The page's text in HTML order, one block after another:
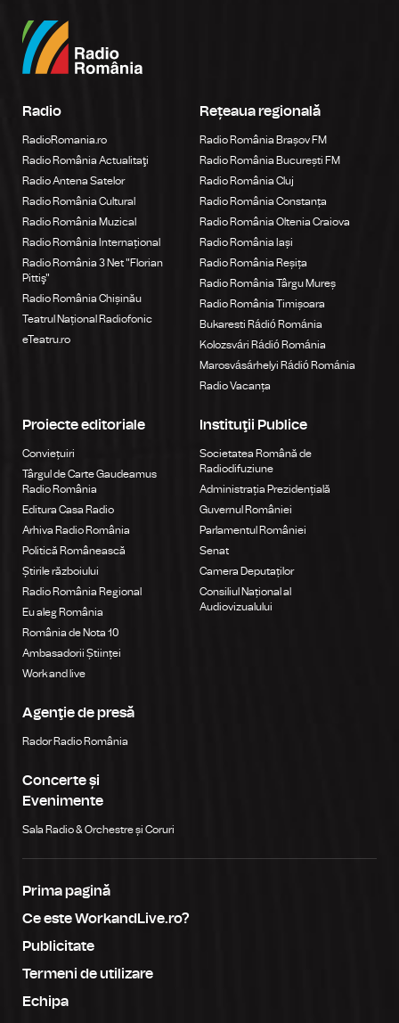
Radio
RadioRomania.ro
Radio România Actualitaţi
Radio Antena Satelor
Radio România Cultural
Radio România Muzical
Radio România Internațional
Radio România 3 Net "Florian
Pittiş"
Radio România Chișinău
Teatrul Național Radiofonic
eTeatru.ro
Rețeaua regională
Radio România Brașov FM
Radio România București FM
Radio România Cluj
Radio România Constanța
Radio România Oltenia Craiova
Radio România Iași
Radio România Reșița
Radio România Târgu Mureș
Radio România Timișoara
Bukaresti Rádió Románia
Kolozsvári Rádió Románia
Marosvásárhelyi Rádió Románia
Radio Vacanța
Proiecte editoriale
Conviețuiri
Târgul de Carte Gaudeamus
Radio România
Editura Casa Radio
Arhiva Radio România
Politică Românească
Știrile războiului
Radio România Regional
Eu aleg România
România de Nota 10
Ambasadorii Științei
Work and live
Agenţie de presă
Rador Radio România
Concerte și
Evenimente
Sala Radio & Orchestre și Coruri
Instituţii Publice
Societatea Română de
Radiodifuziune
Administrația Prezidențială
Guvernul României
Parlamentul României
Senat
Camera Deputaților
Consiliul Național al
Audiovizualului
Prima pagină
Ce este WorkandLive.ro?
Publicitate
Termeni de utilizare
Echipa